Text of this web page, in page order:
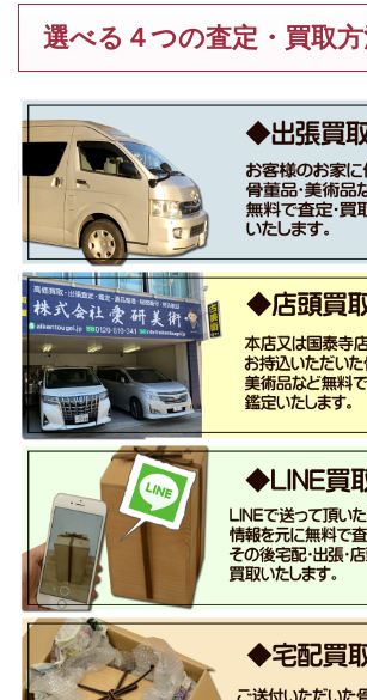
選べる４つの査定・買取